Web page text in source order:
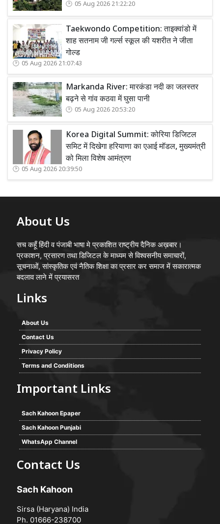
05 Aug 2026 21:22:20
Taekwondo Competition: ताइक्वांडो में
शाह सतनाम जी गर्ल्स स्कूल की यशरीत ने जीता
गोल्ड
05 Aug 2026 21:07:43
Markanda River: मारकंडा नदी का जलस्तर
बढ़ने से गांव कठवा में घुसा पानी
05 Aug 2026 20:53:20
Korea Digital Summit: कोरिया डिजिटल
समिट में दिखेगा हरियाणा का एआई मॉडल, मुख्यमंत्री
को मिला विशेष आमंत्रण
05 Aug 2026 20:39:50
About Us
सच कहूँ हिंदी व पंजाबी भाषा मे प्रकाशित राष्ट्रीय दैनिक अख़बार।
प्रकाशन, प्रसारण तथा डिजिटल के माध्यम से विश्वसनीय समाचारों,
सूचनाओं, सांस्कृतिक एवं नैतिक शिक्षा का प्रसार कर समाज में सकारात्मक
बदलाव लाने में प्रयासरत
Links
About Us
Contact Us
Privacy Policy
Terms and Conditions
Important Links
Sach Kahoon Epaper
Sach Kahoon Punjabi
WhatsApp Channel
Contact Us
Sach Kahoon
Sirsa (Haryana) India
Ph. 01666-238700